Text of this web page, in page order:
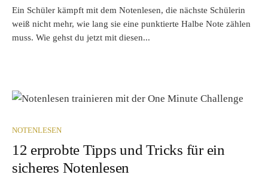
Ein Schüler kämpft mit dem Notenlesen, die nächste Schülerin
weiß nicht mehr, wie lang sie eine punktierte Halbe Note zählen
muss. Wie gehst du jetzt mit diesen...
NOTENLESEN
12 erprobte Tipps und Tricks für ein
sicheres Notenlesen